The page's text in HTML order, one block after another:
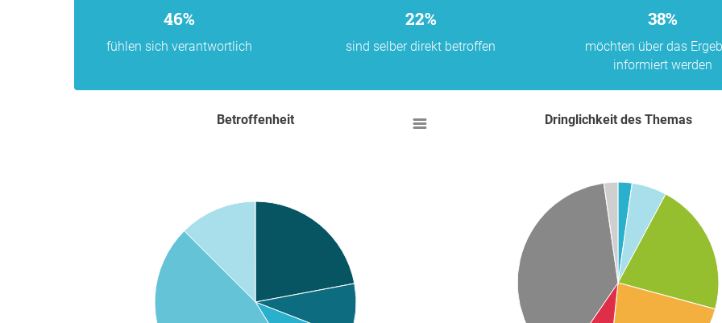
46%
fühlen sich verantwortlich
22%
sind selber direkt betroffen
38%
möchten über das
informiert werden
Betroffenheit Dringlichkeit des Themas